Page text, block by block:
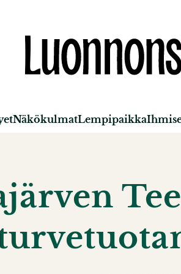
NäkökulmatLempipaikka